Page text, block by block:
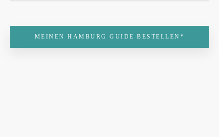
MEINEN HAMBURG GUIDE BESTELLEN*